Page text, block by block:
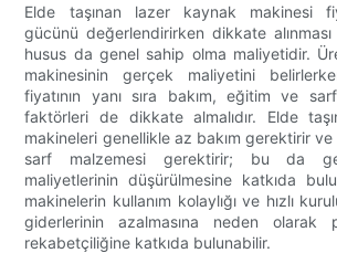
Elde taşınan lazer kaynak makinesi
gücünü değerlendirirken dikkate
husus da genel sahip olma maliyetidir.
makinesinin gerçek maliyetini
fiyatının yanı sıra bakım, eğitim ve
faktörleri de dikkate almalıdır. Elde
makineleri genellikle az bakım gerektirir
sarf malzemesi gerektirir; bu da
maliyetlerinin düşürülmesine katkıda
makinelerin kullanım kolaylığı ve hızlı
giderlerinin azalmasına neden olarak
rekabetçiliğine katkıda bulunabilir.